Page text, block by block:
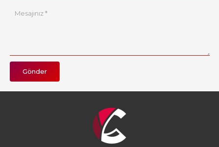
Gönder